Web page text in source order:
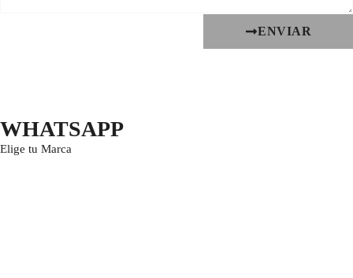
ENVIAR
WHATSAPP
Elige tu Marca